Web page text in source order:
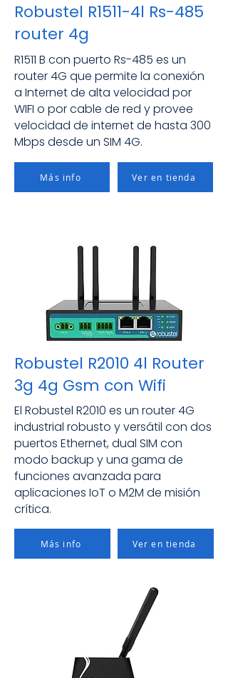
Robustel R1511-4l Rs-485
router 4g
R1511 B con puerto Rs-485 es un
router 4G que permite la conexión
a Internet de alta velocidad por
WIFI o por cable de red y provee
velocidad de internet de hasta 300
Mbps desde un SIM 4G.
Más info Ver en tienda
Robustel R2010 4l Router
3g 4g Gsm con Wifi
El Robustel R2010 es un router 4G
industrial robusto y versátil con dos
puertos Ethernet, dual SIM con
modo backup y una gama de
funciones avanzada para
aplicaciones IoT o M2M de misión
crítica.
Más info Ver en tienda